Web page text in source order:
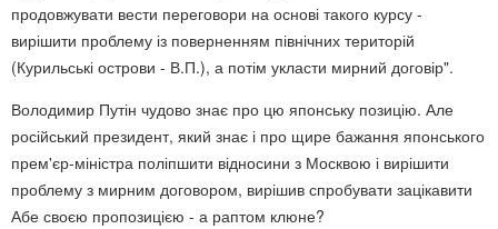
продовжувати вести переговори на основі такого курсу -
вирішити проблему із поверненням північних територій
(Курильські острови - В.П.), а потім укласти мирний договір".
Володимир Путін чудово знає про цю японську позицію. Але
російський президент, який знає і про щире бажання японського
прем'єр-міністра поліпшити відносини з Москвою і вирішити
проблему з мирним договором, вирішив спробувати зацікавити
Абе своєю пропозицією - а раптом клюне?